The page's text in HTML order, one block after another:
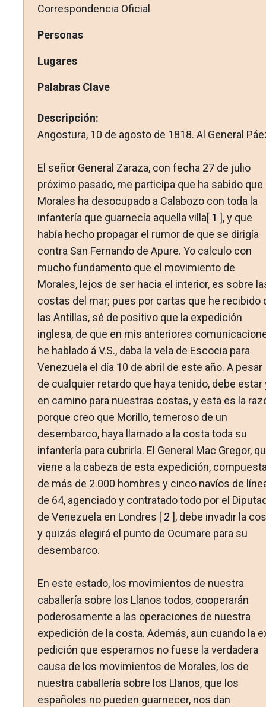
Correspondencia Oficial
Personas
Lugares
Palabras Clave
Descripción:
Angostura, 10 de agosto de 1818. Al General
El señor General Zaraza, con fecha 27 de julio
próximo pasa­do, me participa que ha sabido que
Morales ha desocupado a Calabozo con toda la
infantería que guarnecía aquella villa[ 1 ], y que
había hecho propagar el rumor de que se dirigía
contra San Fernando de Apure. Yo calculo con
mucho fundamento que el movimiento de
Morales, lejos de ser hacia el interior, es sobre
costas del mar; pues por cartas que he recibido
las Antillas, sé de positivo que la expedición
inglesa, de que en mis anteriores
he hablado á V.S., daba la vela de Escocia para
Venezuela el día 10 de abril de este año. A pesar
de cualquier retardo que haya tenido, debe estar
en camino para nuestras costas, y esta es la
porque creo que Morillo, temeroso de un
desembarco, haya llamado a la costa toda su
infantería para cubrirla. El General Mac Gregor,
viene a la cabeza de esta expedición,
de más de 2.000 hombres y cinco navíos de
de 64, agencia­do y contratado todo por el
de Venezuela en Lon­dres [ 2 ], debe invadir la
y quizás elegirá el punto de Ocumare para su
desembarco.
En este estado, los movimientos de nuestra
caballería sobre los Llanos todos, cooperarán
poderosamente a las operaciones de nuestra
expedición de la costa. Además, aun cuando la
pedición que esperamos no fuese la verdadera
causa de los mo­vimientos de Morales, los de
nuestra caballería sobre los Lla­nos, que los
españoles no pueden guarnecer, nos dan